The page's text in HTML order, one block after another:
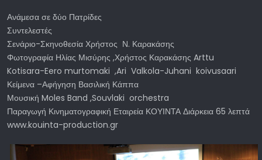
Ανάμεσα σε δύο Πατρίδες
Συντελεστές
Σενάριο-Σκηνοθεσία Χρήστος Ν. Καρακάσης
Φωτογραφία Ηλίας Μισύρης ,Χρήστος Καρακάσης Arttu
Kotisara-Eero murtomaki ,Ari Valkola-Juhani koivusaari
Κείμενα –Αφήγηση Βασιλική Κάππα
Μουσική Moles Band ,Souvlaki orchestra
Παραγωγή Κινηματογραφική Εταιρεία ΚΟΥΙΝΤΑ Διάρκεια 65 λεπτά
www.kouinta-production.gr